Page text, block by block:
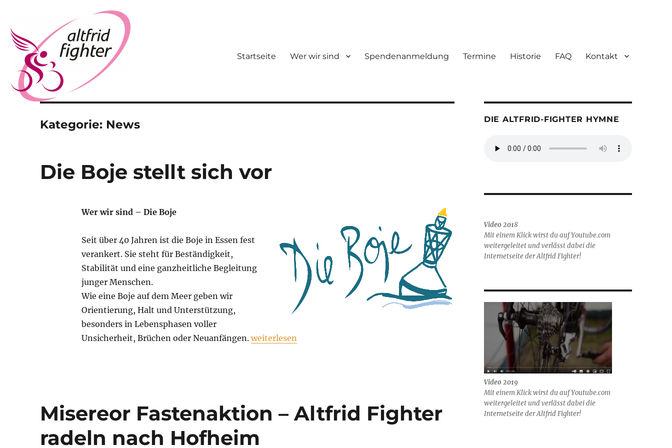
Altfrid Fighter
Startseite Wer wir sind Spendenanmeldung Termine Historie FAQ Kontakt
Kategorie: News
Die Boje stellt sich vor
Wer wir sind – Die Boje
Seit über 40 Jahren ist die Boje in Essen fest
verankert. Sie steht für Beständigkeit,
Stabilität und eine ganzheitliche Begleitung
junger Menschen.
Wie eine Boje auf dem Meer geben wir
Orientierung, Halt und Unterstützung,
besonders in Lebensphasen voller
Unsicherheit, Brüchen oder Neuanfängen.„Die Boje stellt sich vor“
weiterlesen
Misereor Fastenaktion – Altfrid Fighter
radeln nach Hofheim
DIE ALTFRID-FIGHTER HYMNE
Video 2018
Mit einem Klick wirst du auf Youtube.com
weitergeleitet und verlässt dabei die
Internetseite der Altfrid Fighter!
Video 2019
Mit einem Klick wirst du auf Youtube.com
weitergeleitet und verlässt dabei die
Internetseite der Altfrid Fighter!